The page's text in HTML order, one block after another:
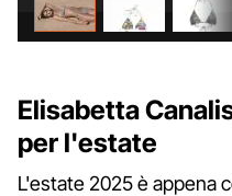
Elisabetta
per l'estate
L'estate 2025 è appena